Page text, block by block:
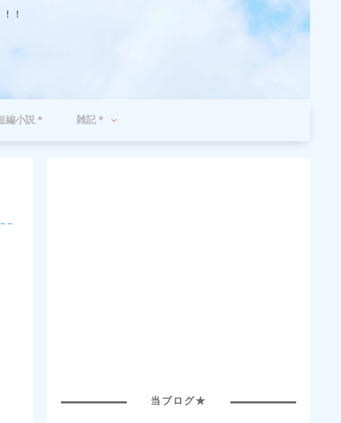
！
編小説＊ 雑記＊
当ブログ★